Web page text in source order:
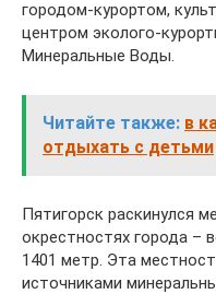
городом-курортом,
центром эколого-
Минеральные Воды.
Читайте также: в
отдыхать с детьми
Пятигорск раскинулся
окрестностях города –
1401 метр. Эта
источниками